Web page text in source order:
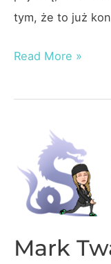
tym, że to już
Michael
–
Read More »
Mark